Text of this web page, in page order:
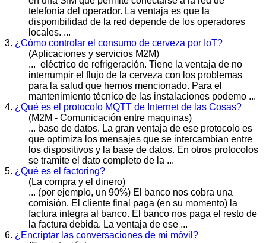
telefonía del operador. La ventaja es que la
disponibilidad de la red depende de los operadores
locales. ...
3. ¿Cómo controlar el consumo de cerveza por IoT?
(Aplicaciones y servicios M2M)
... eléctrico de refrigeración. Tiene la ventaja de no
interrumpir el flujo de la cerveza con los problemas
para la salud que hemos mencionado. Para el
mantenimiento técnico de las instalaciones podemo ...
4. ¿Qué es el protocolo MQTT de Internet de las Cosas?
(M2M - Comunicación entre maquinas)
... base de datos. La gran ventaja de ese protocolo es
que optimiza los mensajes que se intercambian entre
los dispositivos y la base de datos. En otros protocolos
se tramite el dato completo de la ...
5. ¿Qué es el factoring?
(La compra y el dinero)
... (por ejemplo, un 90%) El banco nos cobra una
comisión. El cliente final paga (en su momento) la
factura integra al banco. El banco nos paga el resto de
la factura debida. La ventaja de ese ...
6. ¿Encriptar las conversaciones de mi móvil?